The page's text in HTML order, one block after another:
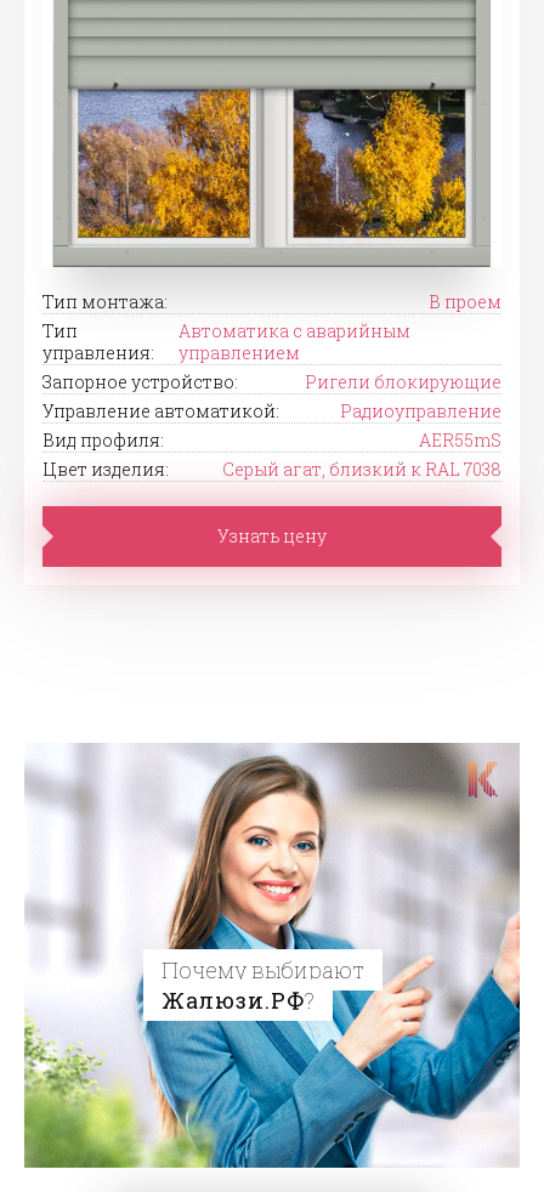
Тип монтажа:
В проем
Тип
управления:
Автоматика с аварийным
управлением
Запорное устройство:
Ригели блокирующие
Управление автоматикой:
Радиоуправление
Вид профиля:
AER55mS
Цвет изделия:
Серый агат, близкий к RAL 7038
Узнать цену
Почему выбирают
Жалюзи.РФ?